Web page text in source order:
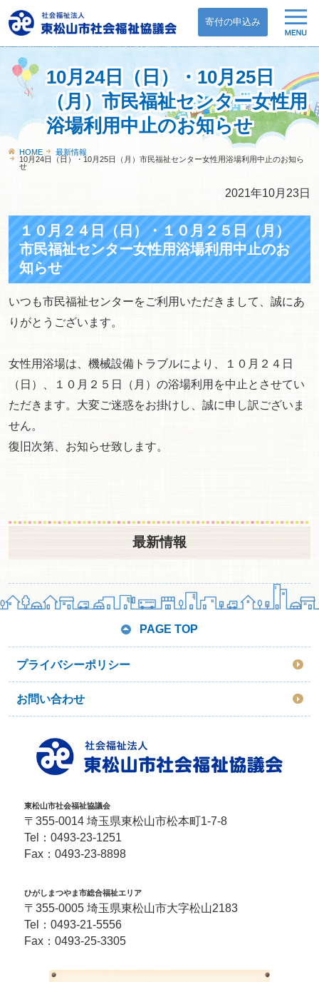
寄付の申込み
10月24日（日）・10月25日
（月）市民福祉センター女性用
浴場利用中止のお知らせ
HOME
最新情報
10月24日（日）・10月25日（月）市民福祉センター女性用浴場利用中止のお知ら
せ
2021年10月23日
１０月２４日（日）・１０月２５日（月）
市民福祉センター女性用浴場利用中止のお
知らせ
いつも市民福祉センターをご利用いただきまして、誠にあ
りがとうございます。
女性用浴場は、機械設備トラブルにより、１０月２４日
（日）、１０月２５日（月）の浴場利用を中止とさせてい
ただきます。大変ご迷惑をお掛けし、誠に申し訳ございま
せん。
復旧次第、お知らせ致します。
最新情報
PAGE TOP
プライバシーポリシー
お問い合わせ
東松山市社会福祉協議会
〒355-0014 埼玉県東松山市松本町1-7-8
Tel： 0493-23-1251
Fax：0493-23-8898
ひがしまつやま市総合福祉エリア
〒355-0005 埼玉県東松山市大字松山2183
Tel： 0493-21-5556
Fax：0493-25-3305